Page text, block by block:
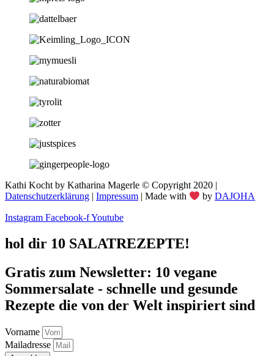
Kathi Kocht by Katharina Magerle © Copyright 2020 |
Datenschutzerklärung
Impressum | Made with byDAJOHA
Instagram Facebook-fYoutube
hol dir 10 SALATREZEPTE!
Gratis zum Newsletter: 10 vegane
Sommersalate - schnelle und gesunde
Rezepte die von der Welt inspiriert sind
Vorname
Mailadresse